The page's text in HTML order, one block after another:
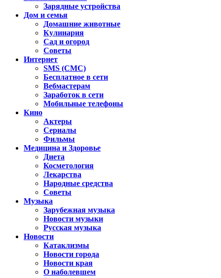
Зарядные устройства
Дом и семья
Домашние животные
Кулинария
Сад и огород
Советы
Интернет
SMS (СМС)
Бесплатное в сети
Вебмастерам
Заработок в сети
Мобильные телефоны
Кино
Актеры
Сериалы
Фильмы
Медицина и Здоровье
Диета
Косметология
Лекарства
Народные средства
Советы
Музыка
Зарубежная музыка
Новости музыки
Русская музыка
Новости
Катаклизмы
Новости города
Новости края
О наболевшем